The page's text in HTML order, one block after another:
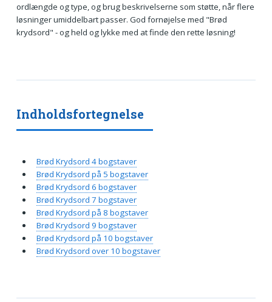
ordlængde og type, og brug beskrivelserne som støtte, når flere
løsninger umiddelbart passer. God fornøjelse med "Brød
krydsord" - og held og lykke med at finde den rette løsning!
Indholdsfortegnelse
Brød Krydsord 4 bogstaver
Brød Krydsord på 5 bogstaver
Brød Krydsord 6 bogstaver
Brød Krydsord 7 bogstaver
Brød Krydsord på 8 bogstaver
Brød Krydsord 9 bogstaver
Brød Krydsord på 10 bogstaver
Brød Krydsord over 10 bogstaver